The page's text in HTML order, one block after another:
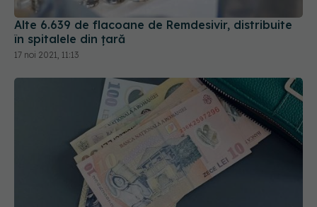
Alte 6.639 de flacoane de Remdesivir, distribuite
în spitalele din țară
17 noi 2021, 11:13